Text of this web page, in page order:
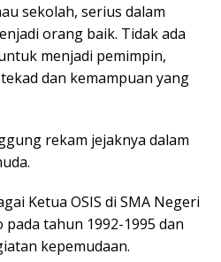
sekolah, serius dalam
orang baik. Tidak ada
menjadi pemimpin,
dan kemampuan yang
rekam jejaknya dalam
Ketua OSIS di SMA Negeri
pada tahun 1992-1995 dan
kepemudaan.